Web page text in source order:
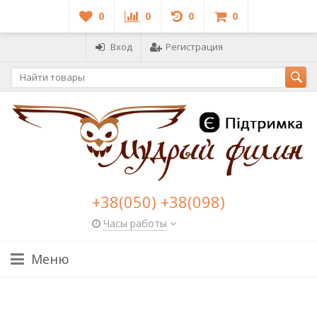
0 0 0 0
Вход Регистрация
+38(050) +38(098)
Часы работы
Меню